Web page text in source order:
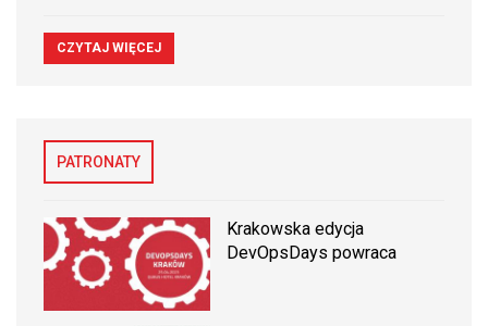
CZYTAJ WIĘCEJ
PATRONATY
Krakowska edycja
DevOpsDays powraca